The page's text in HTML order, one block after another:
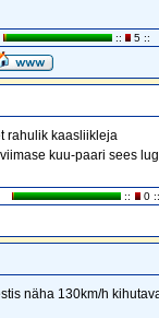
:: 5 ::
rahulik kaasliikleja
kuu-paari sees
:: 0 ::
näha 130km/h